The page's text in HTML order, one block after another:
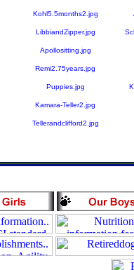
Kohl5.5months2.jpg
LibbiandZipper.jpg
Apollositting.jpg
Remi2.75years.jpg
Puppies.jpg
Kamara-Teller2.jpg
Tellerandclifford2.jpg